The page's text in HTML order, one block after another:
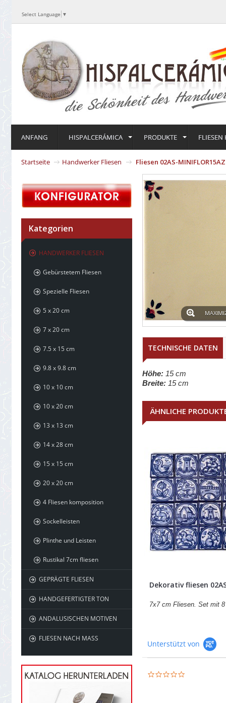
Select Language ▼
ANFANG HISPALCERÁMICA PRODUKTE FLIESEN
Startseite Handwerker Fliesen Fliesen 02AS-MINIFLOR15AZ
Kategorien
HANDWERKER FLIESEN
Gebürstetem Fliesen
Spezielle Fliesen
5 x 20 cm
7 x 20 cm
7.5 x 15 cm
9.8 x 9.8 cm
10 x 10 cm
10 x 20 cm
13 x 13 cm
14 x 28 cm
15 x 15 cm
20 x 20 cm
4 Fliesen komposition
Sockelleisten
Plinthe und Leisten
Rustikal 7cm fliesen
GEPRÄGTE FLIESEN
HANDGEFERTIGTER TON
ANDALUSISCHEN MOTIVEN
FLIESEN NACH MASS
TECHNISCHE DATEN
Höhe: 15 cm
Breite: 15 cm
ÄHNLICHE
Dekorativ fliesen
7x7 cm Fliesen. Set mit
Unterstützt von